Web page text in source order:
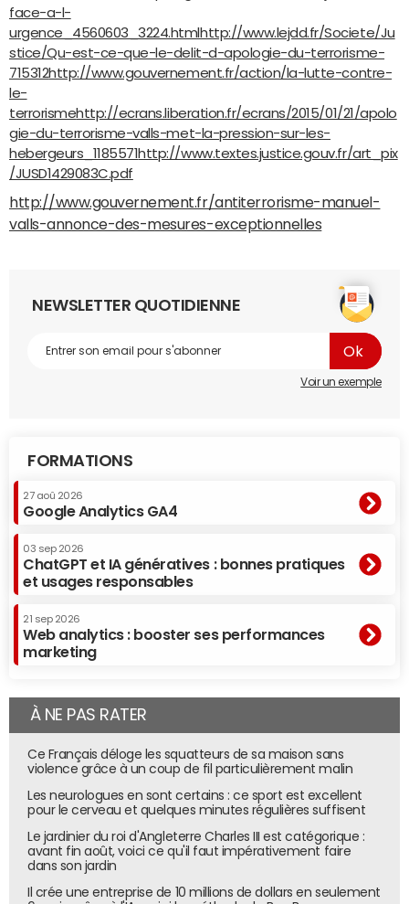
face-a-l-
urgence_4560603_3224.html http://www.lejdd.fr/Societe/Ju
stice/Qu-est-ce-que-le-delit-d-apologie-du-terrorisme-
715312http://www.gouvernement.fr/action/la-lutte-contre-
le-
terrorismehttp://ecrans.liberation.fr/ecrans/2015/01/21/apolo
gie-du-terrorisme-valls-met-la-pression-sur-les-
hebergeurs_1185571 http://www.textes.justice.gouv.fr/art_pix
/JUSD1429083C.pdf
http://www.gouvernement.fr/antiterrorisme-manuel-
valls-annonce-des-mesures-exceptionnelles
NEWSLETTER QUOTIDIENNE
Voir un exemple
FORMATIONS
27 aoû 2026
Google Analytics GA4
03 sep 2026
ChatGPT et IA génératives : bonnes pratiques
et usages responsables
21 sep 2026
Web analytics : booster ses performances
marketing
À NE PAS RATER
Ce Français déloge les squatteurs de sa maison sans
violence grâce à un coup de fil particulièrement malin
Les neurologues en sont certains : ce sport est excellent
pour le cerveau et quelques minutes régulières suffisent
Le jardinier du roi d'Angleterre Charles III est catégorique :
avant fin août, voici ce qu'il faut impérativement faire
dans son jardin
Il crée une entreprise de 10 millions de dollars en seulement